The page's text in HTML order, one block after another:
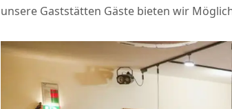
unsere Gaststätten Gäste bieten wir